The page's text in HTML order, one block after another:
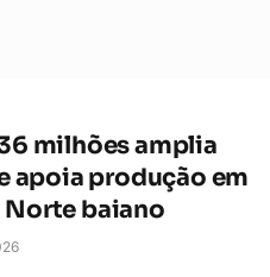
milhões amplia
apoia produção em
baiano